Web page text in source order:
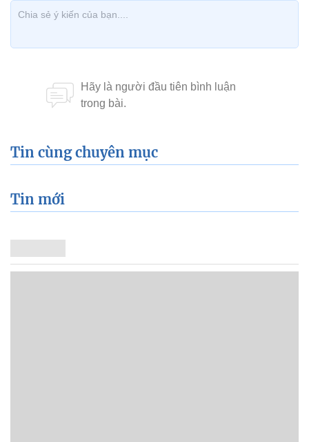
Tin cùng chuyên mục
Tin mới